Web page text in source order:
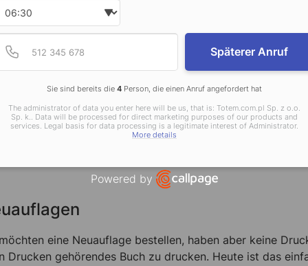
Bücher verkaufen.
am Buch mit Hilfe eines
Druckqualität – manchmal ist es schwer, sich
Ihr fertiges Buch aussehen wird, dann bestellen Sie ein
prüfen und sehen, wie sich das gewählte
werden (das ist vor allem bei dicken Exemplaren
eine Neuauflage bestellen, haben aber keine
Drucken gehörendes Buch zu drucken. Heute ist das
Telefonnummer
Provide valid phone
Späterer Anruf
Sie sind bereits die 4Person, die einen Anruf angefordert hat
The administrator of data you enter here will be us, that is: Totem.com.pl Sp. z o.o.
Sp. k.. Data will be processed for direct marketing purposes of our products and
services. Legal basis for data processing is a legitimate interest of Administrator.
More details
Powered by